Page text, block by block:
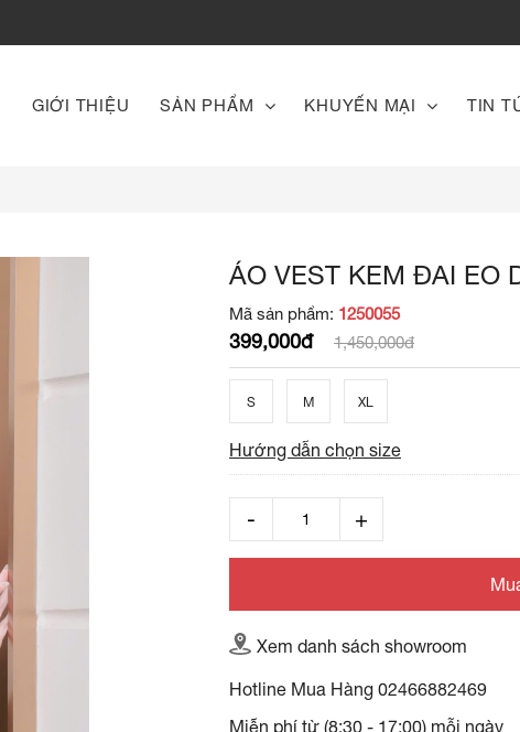
GIỚI THIỆU SẢN PHẨM KHUYẾN MẠI TIN
ÁO VEST KEM ĐAI EO
Mã sản phẩm: 1250055
399,000đ 1,450,000đ
S M XL
Hướng dẫn chọn size
Xem danh sách showroom
Hotline Mua Hàng 02466882469
Miễn phí từ (8:30 - 17:00) mỗi ngày